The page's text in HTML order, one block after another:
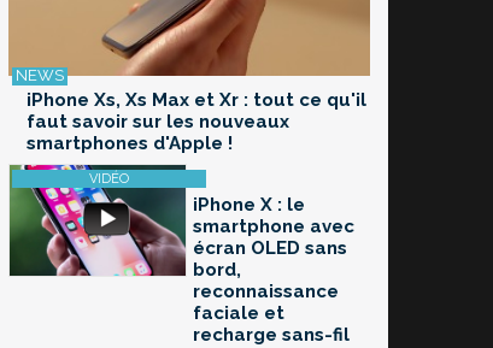
iPhone Xs, Xs Max et Xr : tout ce qu'il
faut savoir sur les nouveaux
smartphones d'Apple !
iPhone X : le
smartphone avec
écran OLED sans
bord,
reconnaissance
faciale et
recharge sans-fil